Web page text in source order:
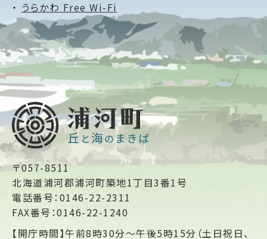
うらかわ Free Wi-Fi
〒057-8511
北海道浦河郡浦河町築地1丁目3番1号
電話番号：0146-22-2311
FAX番号：0146-22-1240
【開庁時間】午前8時30分～午後5時15分（土日祝日、